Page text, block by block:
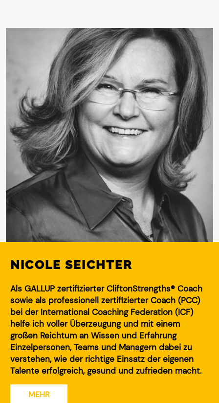
NICOLE SEICHTER
Als GALLUP zertifizierter CliftonStrengths® Coach
sowie als professionell zertifizierter Coach (PCC)
bei der International Coaching Federation (ICF)
helfe ich voller Überzeugung und mit einem
großen Reichtum an Wissen und Erfahrung
Einzelpersonen, Teams und Managern dabei zu
verstehen, wie der richtige Einsatz der eigenen
Talente erfolgreich, gesund und zufrieden macht.
MEHR